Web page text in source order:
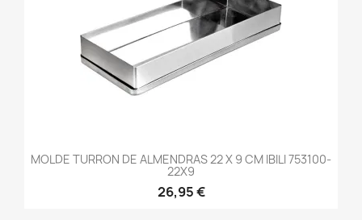
MOLDE TURRON DE ALMENDRAS 22 X 9 CM IBILI 753100-
22X9
26,95 €